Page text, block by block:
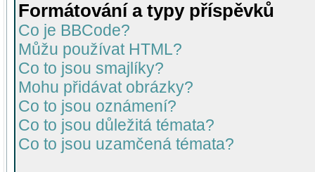
Formátování a typy příspěvků
Co je BBCode?
Můžu používat HTML?
Co to jsou smajlíky?
Mohu přidávat obrázky?
Co to jsou oznámení?
Co to jsou důležitá témata?
Co to jsou uzamčená témata?